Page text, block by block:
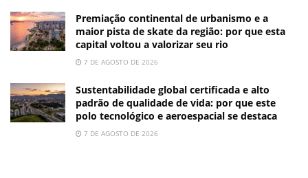
Premiação continental de urbanismo e a
maior pista de skate da região: por que esta
capital voltou a valorizar seu rio
7 DE AGOSTO DE 2026
Sustentabilidade global certificada e alto
padrão de qualidade de vida: por que este
polo tecnológico e aeroespacial se destaca
7 DE AGOSTO DE 2026